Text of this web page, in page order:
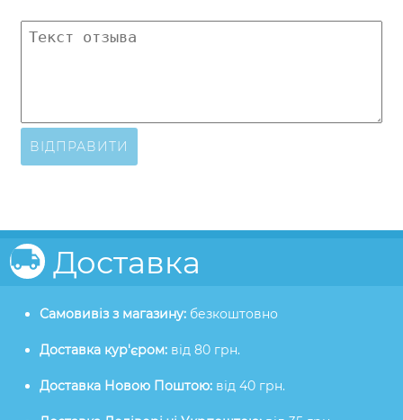
ВІДПРАВИТИ
Доставка
Самовивіз з магазину: безкоштовно
Доставка кур'єром: від 80 грн.
Доставка Новою Поштою: від 40 грн.